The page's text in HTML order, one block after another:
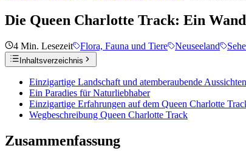
Die Queen Charlotte Track: Ein
4 Min. Lesezeit Flora, Fauna und Tiere Neuseeland
Inhaltsverzeichnis
Einzigartige Landschaft und atemberaubende Aussichten
Ein Paradies für Naturliebhaber
Einzigartige Erfahrungen auf dem Queen Charlotte
Wegbeschreibung Queen Charlotte Track
Zusammenfassung